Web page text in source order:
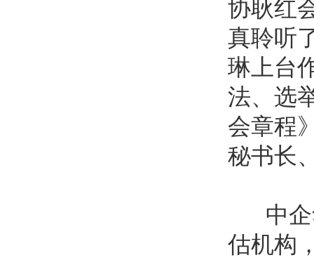
协耿红
真聆听
琳上台
法、选
会章程
秘书长
中企
估机构